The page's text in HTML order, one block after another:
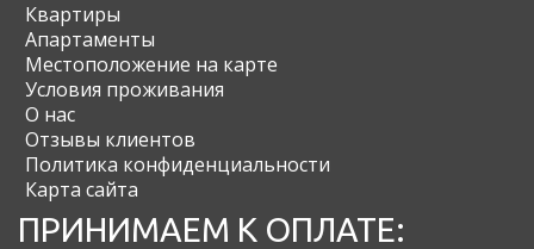
Квартиры
Апартаменты
Местоположение на карте
Условия проживания
О нас
Отзывы клиентов
Политика конфиденциальности
Карта сайта
ПРИНИМАЕМ К ОПЛАТЕ: